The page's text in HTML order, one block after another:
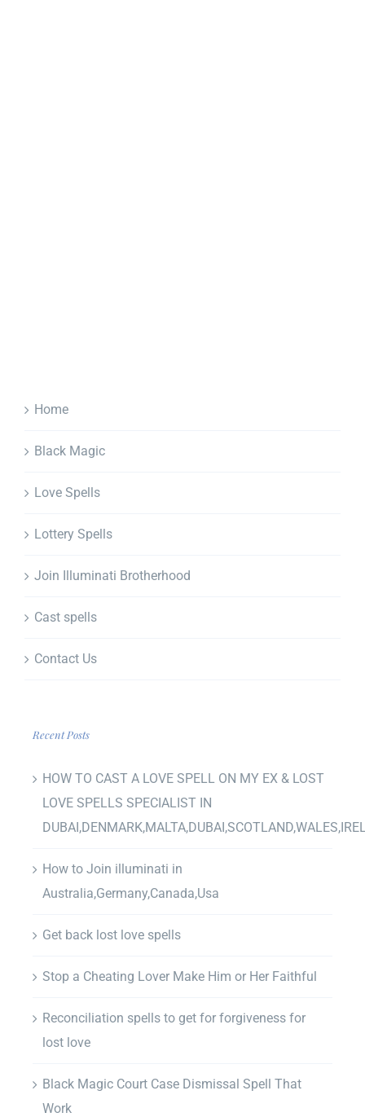
Home
Black Magic
Love Spells
Lottery Spells
Join Illuminati Brotherhood
Cast spells
Contact Us
Recent Posts
HOW TO CAST A LOVE SPELL ON MY EX & LOST
LOVE SPELLS SPECIALIST IN
How to Join illuminati in
Australia,Germany,Canada,Usa
Get back lost love spells
Stop a Cheating Lover Make Him or Her Faithful
Reconciliation spells to get for forgiveness for
lost love
Black Magic Court Case Dismissal Spell That
Work